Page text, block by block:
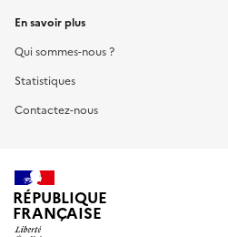
En savoir plus
Qui sommes-nous ?
Statistiques
Contactez-nous
RÉPUBLIQUE
FRANÇAISE